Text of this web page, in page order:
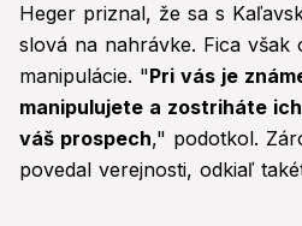
Heger priznal, že sa s
slová na nahrávke. Fica však
manipulácie. "Pri vás je
manipulujete a zostriháte
váš prospech," podotkol.
povedal verejnosti, odkiaľ